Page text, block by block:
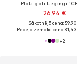
Plati gali Legingi
26,94 €
Sākotnējā cena:
Pēdējā zemākā cena:
+2